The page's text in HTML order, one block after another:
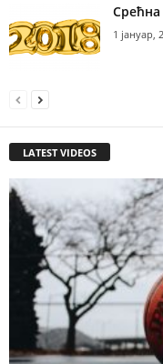
1 јануар,
LATEST VIDEOS